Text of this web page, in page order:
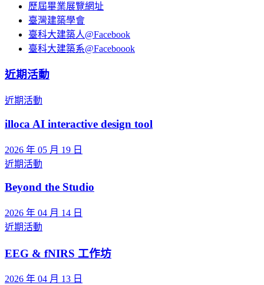
歷屆畢業展覽網址
臺灣建築學會
臺科大建築人@Facebook
臺科大建築系@Faceboook
近期活動
近期活動
illoca AI interactive design tool
2026 年 05 月 19 日
近期活動
Beyond the Studio
2026 年 04 月 14 日
近期活動
EEG & fNIRS 工作坊
2026 年 04 月 13 日